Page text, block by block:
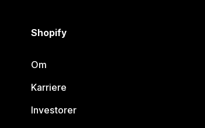
Shopify
Om
Karriere
Investorer